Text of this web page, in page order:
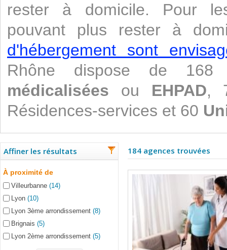
rester à domicile. Pour
pouvant plus rester à
d'hébergement sont
Rhône dispose de
médicalisées ou EHPAD,
Résidences-services et 60
Affiner les résultats
À proximité de
Villeurbanne (14)
Lyon (10)
Lyon 3ème arrondissement (8)
Brignais (5)
Lyon 2ème arrondissement (5)
184 agences trouvées